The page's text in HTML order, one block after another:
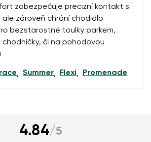
zabezpečuje precizní kontakt s
ale zároveň chrání chodidlo
bezstarostné toulky parkem,
chodníčky, či na pohodovou
, Summer, Flexi, Promenade
4.84/5